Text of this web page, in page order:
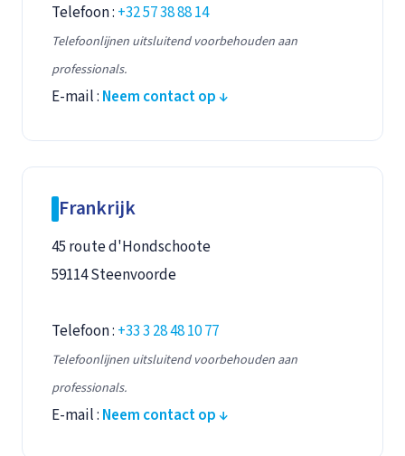
Telefoon : +32 57 38 88 14
Telefoonlijnen uitsluitend voorbehouden aan
professionals.
E-mail : Neem contact op ↓
Frankrijk
45 route d'Hondschoote
59114 Steenvoorde
Telefoon : +33 3 28 48 10 77
Telefoonlijnen uitsluitend voorbehouden aan
professionals.
E-mail : Neem contact op ↓